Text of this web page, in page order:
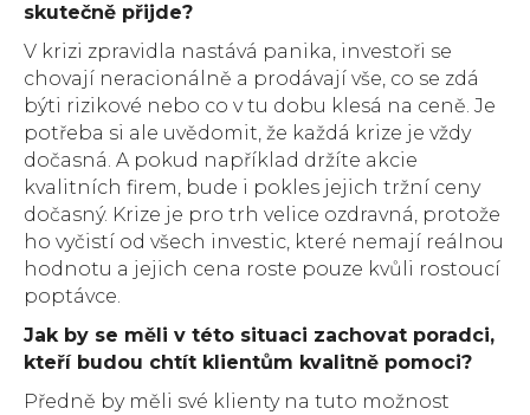
skutečně přijde?
V krizi zpravidla nastává panika, investoři se
chovají neracionálně a prodávají vše, co se zdá
býti rizikové nebo co v tu dobu klesá na ceně. Je
potřeba si ale uvědomit, že každá krize je vždy
dočasná. A pokud například držíte akcie
kvalitních firem, bude i pokles jejich tržní ceny
dočasný. Krize je pro trh velice ozdravná, protože
ho vyčistí od všech investic, které nemají reálnou
hodnotu a jejich cena roste pouze kvůli rostoucí
poptávce.
Jak by se měli v této situaci zachovat poradci,
kteří budou chtít klientům kvalitně pomoci?
Předně by měli své klienty na tuto možnost